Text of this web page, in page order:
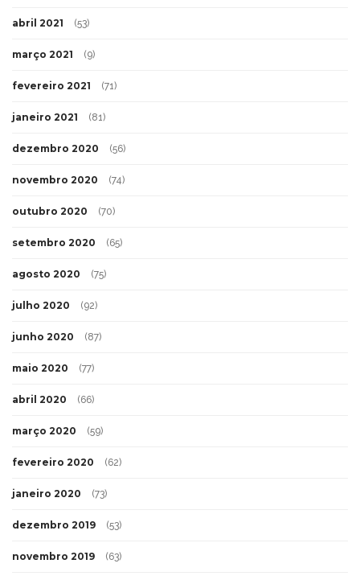
abril 2021 (53)
março 2021 (9)
fevereiro 2021 (71)
janeiro 2021 (81)
dezembro 2020 (56)
novembro 2020 (74)
outubro 2020 (70)
setembro 2020 (65)
agosto 2020 (75)
julho 2020 (92)
junho 2020 (87)
maio 2020 (77)
abril 2020 (66)
março 2020 (59)
fevereiro 2020 (62)
janeiro 2020 (73)
dezembro 2019 (53)
novembro 2019 (63)